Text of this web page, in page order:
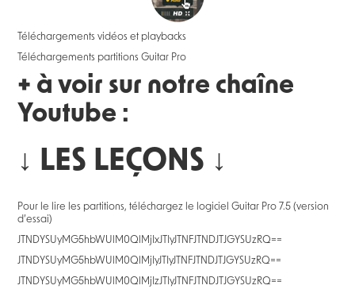
Téléchargements vidéos et playbacks
Téléchargements partitions Guitar Pro
+ à voir sur notre chaîne
Youtube :
↓ LES LEÇONS ↓
Pour le lire les partitions, téléchargez le logiciel Guitar Pro 7.5 (version
d’essai)
JTNDYSUyMG5hbWUlM0QlMjIxJTIyJTNFJTNDJTJGYSUzRQ==
JTNDYSUyMG5hbWUlM0QlMjIyJTIyJTNFJTNDJTJGYSUzRQ==
JTNDYSUyMG5hbWUlM0QlMjIzJTIyJTNFJTNDJTJGYSUzRQ==